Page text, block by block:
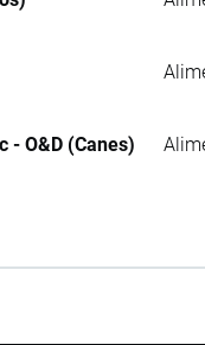
- O&D (Canes)